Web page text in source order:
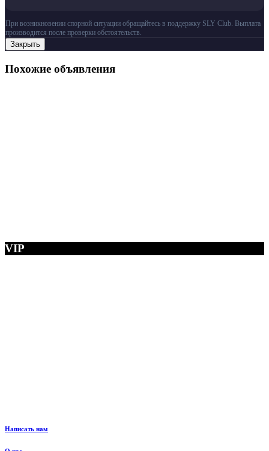
При возникновении спорной ситуации обращайтесь в поддержку SLY Club. Выплата
производится после проверки обстоятельств.
Закрыть
Похожие объявления
VIP
Написать нам